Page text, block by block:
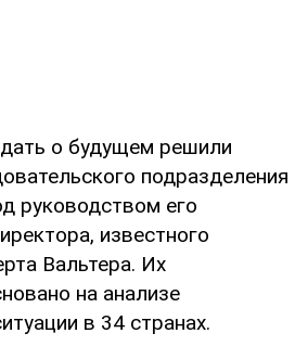
о будущем решили
подразделения
руководством его
известного
Вальтера. Их
на анализе
в 34 странах.